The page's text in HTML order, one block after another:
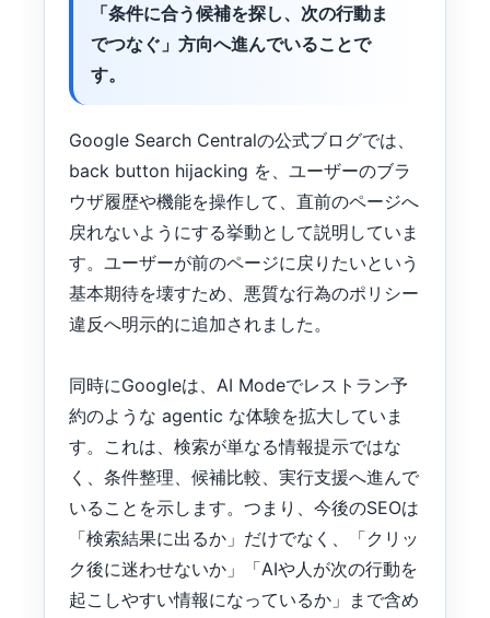
「条件に合う候補を探し、次の行動ま
でつなぐ」方向へ進んでいることで
す。
Google Search Centralの公式ブログでは、
back button hijacking を、ユーザーのブラ
ウザ履歴や機能を操作して、直前のページへ
戻れないようにする挙動として説明していま
す。ユーザーが前のページに戻りたいという
基本期待を壊すため、悪質な行為のポリシー
違反へ明示的に追加されました。
同時にGoogleは、AI Modeでレストラン予
約のような agentic な体験を拡大していま
す。これは、検索が単なる情報提示ではな
く、条件整理、候補比較、実行支援へ進んで
いることを示します。つまり、今後のSEOは
「検索結果に出るか」だけでなく、「クリッ
ク後に迷わせないか」「AIや人が次の行動を
起こしやすい情報になっているか」まで含め